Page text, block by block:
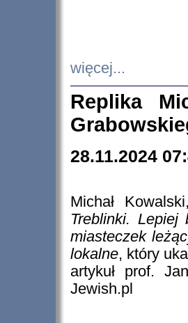
więcej...
Replika
28.11.2024
Michał
Treblinki. Lepiej
miasteczek
lokalne, który
artykuł prof.
Jewish.pl